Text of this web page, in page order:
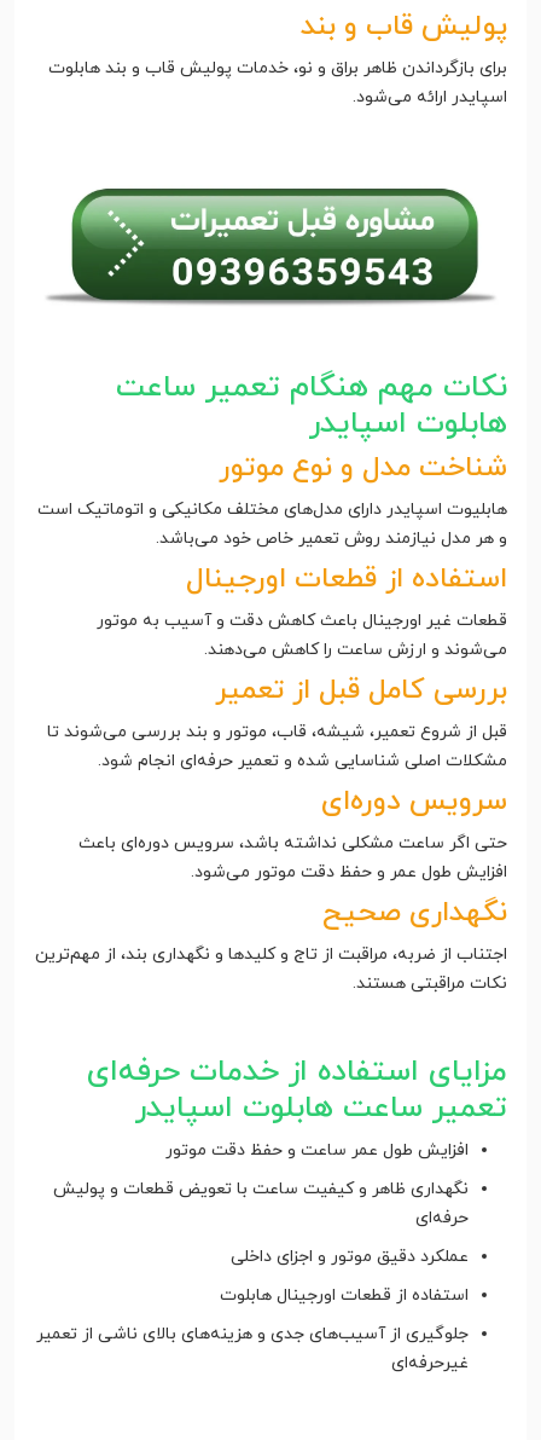
پولیش قاب و بند
برای بازگرداندن ظاهر براق و نو، خدمات پولیش قاب و بند هابلوت
اسپایدر ارائه می‌شود.
نکات مهم هنگام تعمیر ساعت
هابلوت اسپایدر
شناخت مدل و نوع موتور
هابلیوت اسپایدر دارای مدل‌های مختلف مکانیکی و اتوماتیک است
و هر مدل نیازمند روش تعمیر خاص خود می‌باشد.
استفاده از قطعات اورجینال
قطعات غیر اورجینال باعث کاهش دقت و آسیب به موتور
می‌شوند و ارزش ساعت را کاهش می‌دهند.
بررسی کامل قبل از تعمیر
قبل از شروع تعمیر، شیشه، قاب، موتور و بند بررسی می‌شوند تا
مشکلات اصلی شناسایی شده و تعمیر حرفه‌ای انجام شود.
سرویس دوره‌ای
حتی اگر ساعت مشکلی نداشته باشد، سرویس دوره‌ای باعث
افزایش طول عمر و حفظ دقت موتور می‌شود.
نگهداری صحیح
اجتناب از ضربه، مراقبت از تاج و کلیدها و نگهداری بند، از مهم‌ترین
نکات مراقبتی هستند.
مزایای استفاده از خدمات حرفه‌ای
تعمیر ساعت هابلوت اسپایدر
افزایش طول عمر ساعت و حفظ دقت موتور
نگهداری ظاهر و کیفیت ساعت با تعویض قطعات و پولیش
حرفه‌ای
عملکرد دقیق موتور و اجزای داخلی
استفاده از قطعات اورجینال هابلوت
جلوگیری از آسیب‌های جدی و هزینه‌های بالای ناشی از تعمیر
غیرحرفه‌ای